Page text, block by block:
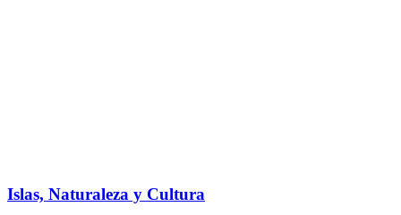
Islas, Naturaleza y Cultura